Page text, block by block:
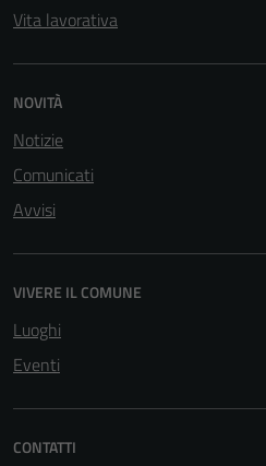
Vita lavorativa
NOVITÀ
Notizie
Comunicati
Avvisi
VIVERE IL COMUNE
Luoghi
Eventi
CONTATTI